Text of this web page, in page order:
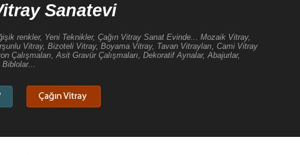
Çağın Vitray Sanat Evinde... Mozaik Vitray,
Vitray, Boyama Vitray, Tavan Vitrayları, Cami Vitray
Gravür Çalışmaları, Dekoratif Aynalar, Abajurlar,